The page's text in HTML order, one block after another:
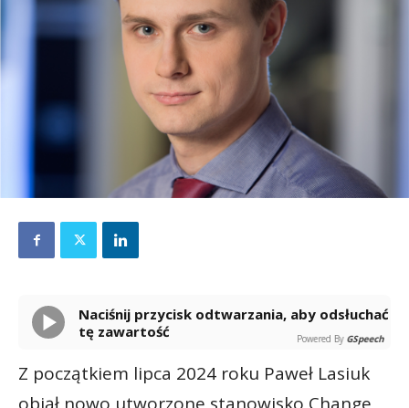
Naciśnij przycisk odtwarzania, aby odsłuchać
tę zawartość
Powered By GSpeech
Z początkiem lipca 2024 roku Paweł Lasiuk